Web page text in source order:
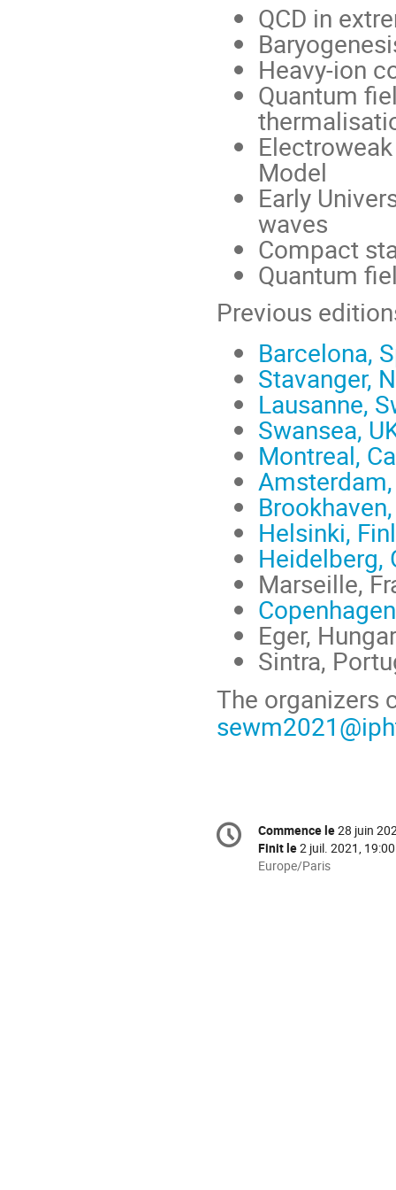
QCD in
Heavy-ion
Quantum
Model
Early
waves
Compact
Quantum
Previous
Barcelona,
Stavanger,
Lausanne,
Swansea,
Montreal,
Helsinki,
Heidelberg,
Marseille,
Eger,
Sintra,
The organizers
Information
de
Date/Heure
Commence le28 juin
Finit le2 juil. 2021, 19:00
Toutes
Europe/Paris